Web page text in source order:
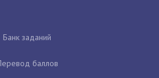
Банк заданий
баллов